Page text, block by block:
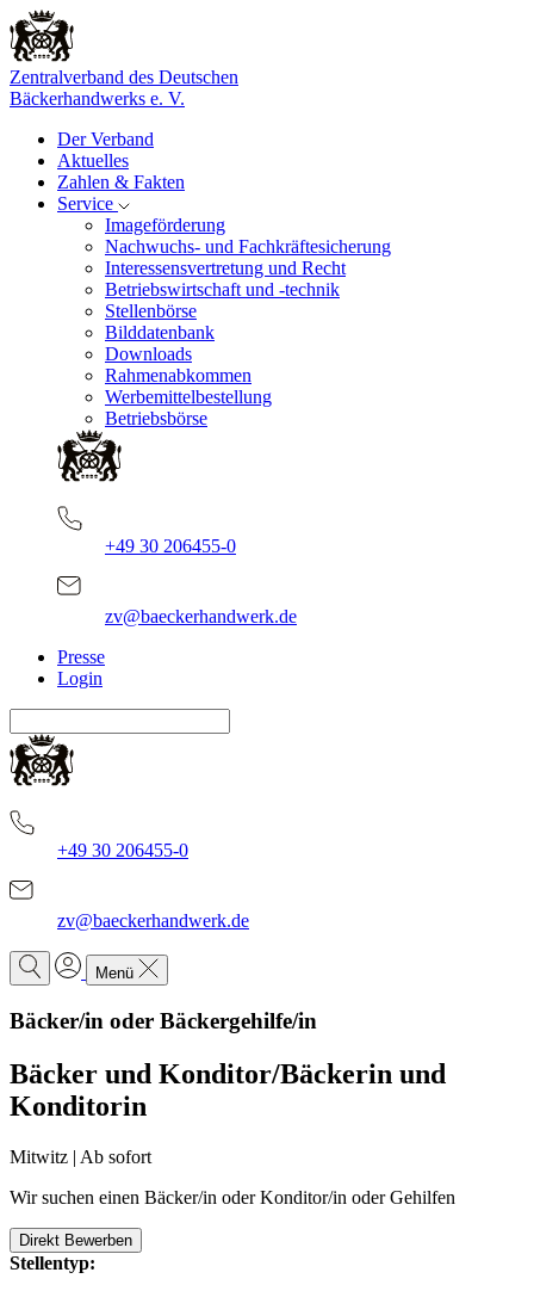
Zentralverband des Deutschen
Bäckerhandwerks e. V.
Der Verband
Aktuelles
Zahlen & Fakten
Service
Imageförderung
Nachwuchs- und Fachkräftesicherung
Interessensvertretung und Recht
Betriebswirtschaft und -technik
Stellenbörse
Bilddatenbank
Downloads
Rahmenabkommen
Werbemittelbestellung
Betriebsbörse
+49 30 206455-0
zv@baeckerhandwerk.de
Presse
Login
+49 30 206455-0
zv@baeckerhandwerk.de
Menü
Bäcker/in oder Bäckergehilfe/in
Bäcker und Konditor/Bäckerin und
Konditorin
Mitwitz | Ab sofort
Wir suchen einen Bäcker/in oder Konditor/in oder Gehilfen
Direkt Bewerben
Stellentyp: